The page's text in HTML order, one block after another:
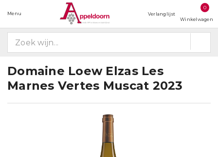
Menu Verlanglijst
0
Winkelwagen
Domaine Loew Elzas Les
Marnes Vertes Muscat 2023